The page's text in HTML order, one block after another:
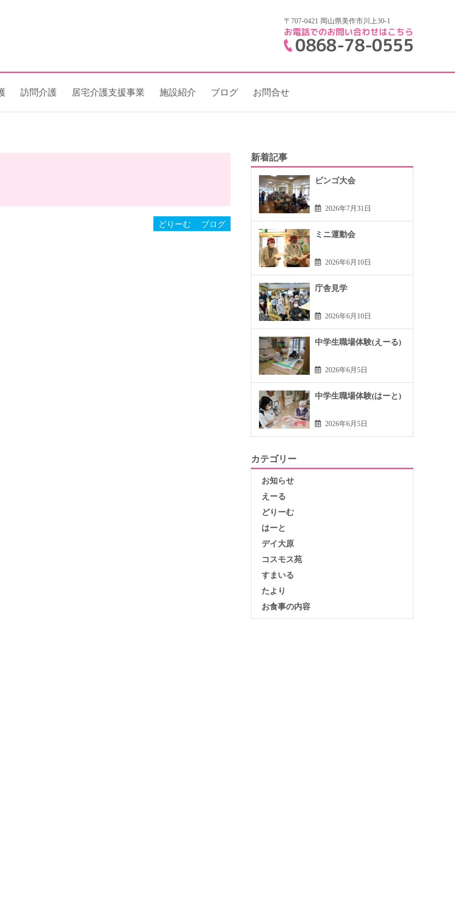
〒707-0421 岡山県美作市川上30-1
お電話でのお問い合わせはこちら
0868-78-0555
訪問介護 居宅介護支援事業 施設紹介 ブログ お問合せ
どりーむ ブログ
新着記事
ビンゴ大会
2026年7月31日
ミニ運動会
2026年6月10日
庁舎見学
2026年6月10日
中学生職場体験(えーる)
2026年6月5日
中学生職場体験(はーと)
2026年6月5日
カテゴリー
お知らせ
えーる
どりーむ
はーと
デイ大原
コスモス苑
すまいる
たより
お食事の内容